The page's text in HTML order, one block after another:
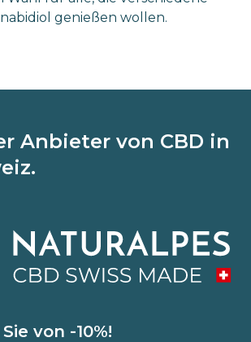
genießen wollen.
Anbieter von CBD in
von -10%!